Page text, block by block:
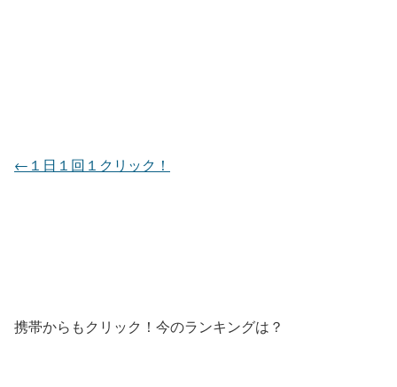
←１日１回１クリック！
携帯からもクリック！今のランキングは？